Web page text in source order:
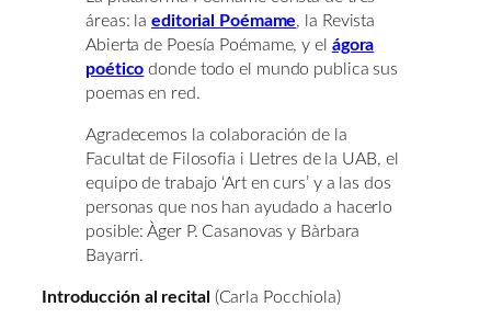
áreas: laeditorial Poémame, la Revista
Abierta de Poesía Poémame, y el ágora
poético donde todo el mundo publica sus
poemas en red.
Agradecemos la colaboración de la
Facultat de Filosofia i Lletres de la UAB, el
equipo de trabajo ‘Art en curs’ y a las dos
personas que nos han ayudado a hacerlo
posible: Àger P. Casanovas y Bàrbara
Bayarri.
Introducción al recital (Carla Pocchiola)